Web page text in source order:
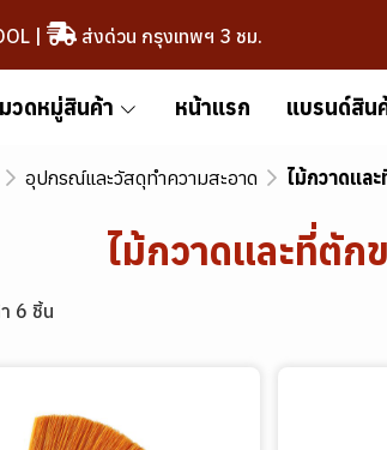
| ส่งด่วน กรุงเทพฯ 3 ชม.
วดหมู่สินค้า หน้าแรก แบรนด์สิน
อุปกรณ์และวัสดุทำความสะอาด ไม้กวาดแล
ไม้กวาดและที่ตัก
6 ชิ้น